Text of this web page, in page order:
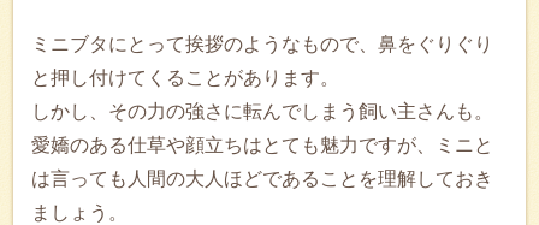
ミニブタにとって挨拶のようなもので、鼻をぐりぐり
と押し付けてくることがあります。
しかし、その力の強さに転んでしまう飼い主さんも。
愛嬌のある仕草や顔立ちはとても魅力ですが、ミニと
は言っても人間の大人ほどであることを理解しておき
ましょう。